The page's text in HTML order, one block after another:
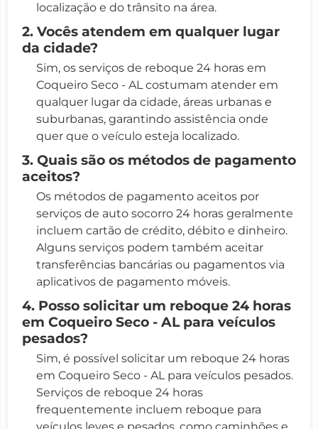
localização e do trânsito na área.
2. Vocês atendem em qualquer lugar
da cidade?
Sim, os serviços de reboque 24 horas em
Coqueiro Seco - AL costumam atender em
qualquer lugar da cidade, áreas urbanas e
suburbanas, garantindo assistência onde
quer que o veículo esteja localizado.
3. Quais são os métodos de pagamento
aceitos?
Os métodos de pagamento aceitos por
serviços de auto socorro 24 horas geralmente
incluem cartão de crédito, débito e dinheiro.
Alguns serviços podem também aceitar
transferências bancárias ou pagamentos via
aplicativos de pagamento móveis.
4. Posso solicitar um reboque 24 horas
em Coqueiro Seco - AL para veículos
pesados?
Sim, é possível solicitar um reboque 24 horas
em Coqueiro Seco - AL para veículos pesados.
Serviços de reboque 24 horas
frequentemente incluem reboque para